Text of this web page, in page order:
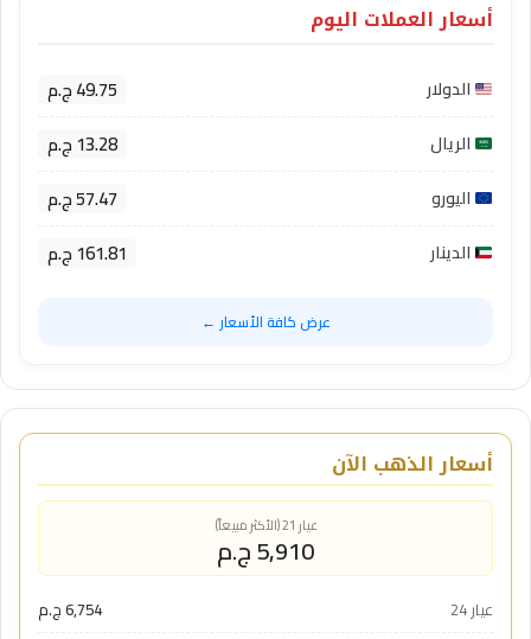
أسعار العملات اليوم
الدولار 49.75 ج.م
الريال 13.28 ج.م
اليورو 57.47 ج.م
الدينار 161.81 ج.م
عرض كافة الأسعار ←
أسعار الذهب الآن
عيار 21 (الأكثر مبيعاً)
5,910 ج.م
عيار 24
6,754 ج.م